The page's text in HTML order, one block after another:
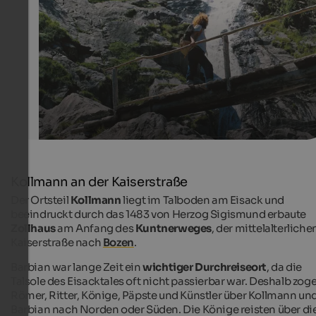
Tourismusverein Klausen, Barbian, Feldthurns und Villanders
Kollmann an der Kaiserstraße
Der Ortsteil Kollmannliegt im Talboden am Eisack und
beeindruckt durch das 1483 von Herzog Sigismund erbaute
Zollhausam Anfang desKuntnerweges, der
Kaiserstraße nach Bozen.
Barbian war lange Zeit einwichtiger Durchreiseort, da die
Talsole des Eisacktales oft nicht passierbar war. Deshalb
Römer, Ritter, Könige, Päpste und Künstler über Kollmann
Barbian nach Norden oder Süden. Die Könige reisten über